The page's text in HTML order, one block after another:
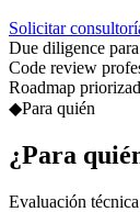
Solicitar
Due diligence
Code review
Roadmap
◆Para quién
¿Para
Evaluación